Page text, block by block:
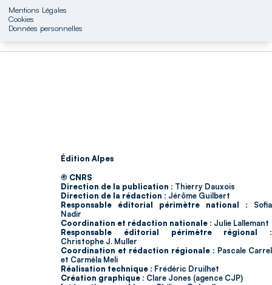
Mentions Légales
Cookies
Données personnelles
Édition Alpes
© CNRS
Direction de la publication : Thierry Dauxois
Direction de la rédaction : Jérôme Guilbert
Responsable éditorial périmètre national : Sofia
Nadir
Coordination et rédaction nationale : Julie Lallemant
Responsable éditorial périmètre régional :
Christophe J. Muller
Coordination et rédaction régionale : Pascale Carrel
et Carméla Meli
Réalisation technique : Frédéric Druilhet
Création graphique : Clare Jones (agence CJP)